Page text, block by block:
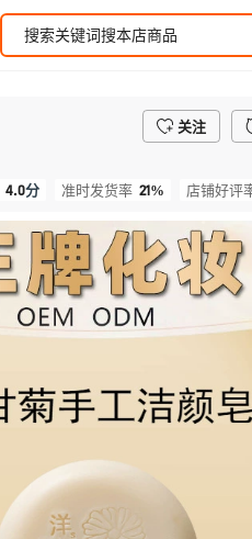
关注
4.0分 准时发货率 21% 店铺好评